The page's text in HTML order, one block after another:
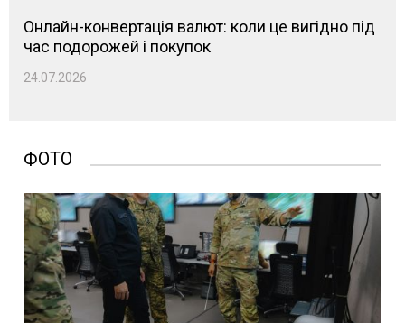
Онлайн-конвертація валют: коли це вигідно під
час подорожей і покупок
24.07.2026
ФОТО